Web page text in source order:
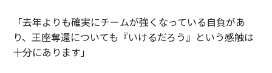
「去年よりも確実にチームが強くなっている自負があ
り、王座奪還についても『いけるだろう』という感触は
十分にあります」